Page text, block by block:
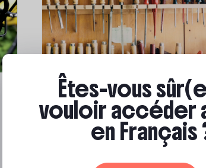
Compétences & formations
Comment se former à la
transition écologique ?
Êtes-vous
vouloir accéder
en Français